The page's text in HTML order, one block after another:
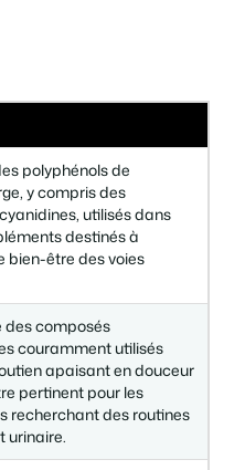
polyphénols de
y compris des
utilisés dans
destinés à
bien-être des voies
des composés
couramment utilisés
apaisant en douceur
pertinent pour les
recherchant des routines
urinaire.